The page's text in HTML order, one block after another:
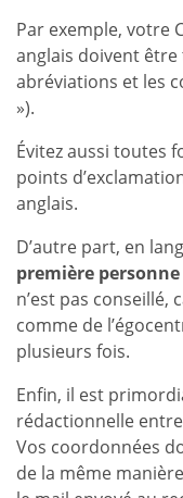
Par exemple, votre
anglais doivent
abréviations et les
»).
Évitez aussi toutes
points
anglais.
D’autre part, en
première personne
n’est pas conseillé,
comme de
plusieurs fois.
Enfin, il est
rédactionnelle
Vos coordonnées
de la même